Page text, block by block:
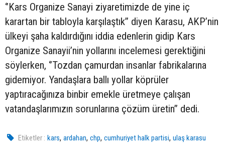
‘’Kars Organize Sanayi ziyaretimizde de yine iç
karartan bir tabloyla karşılaştık’’ diyen Karasu, AKP’nin
ülkeyi şaha kaldırdığını iddia edenlerin gidip Kars
Organize Sanayii’nin yollarını incelemesi gerektiğini
söylerken, ‘’Tozdan çamurdan insanlar fabrikalarına
gidemiyor. Yandaşlara ballı yollar köprüler
yaptıracağınıza binbir emekle üretmeye çalışan
vatandaşlarımızın sorunlarına çözüm üretin’’ dedi.
Etiketler : kars,ardahan,chp,cumhuriyet halk partisi,ulaş karasu